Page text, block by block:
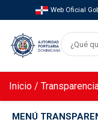
Web Oficial
Inicio /
MENÚ